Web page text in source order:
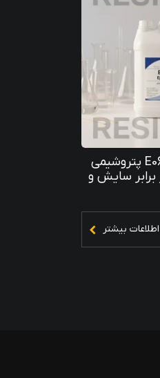
رزین اپوکسی E06 SPL پتروشیمی
برابر سایش و
اطلاعات بیشتر